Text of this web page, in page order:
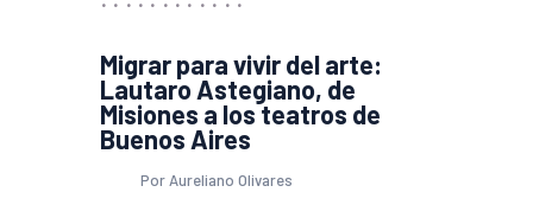
Migrar para vivir del arte:
Lautaro Astegiano, de
Misiones a los teatros de
Buenos Aires
Por Aureliano Olivares